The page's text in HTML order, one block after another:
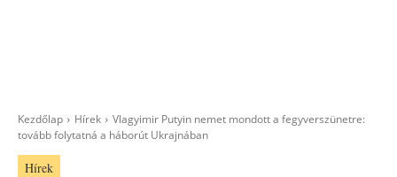
Kezdőlap Hírek
Vlagyimir Putyin nemet mondott a fegyverszünetre:
tovább folytatná a háborút Ukrajnában
Hírek